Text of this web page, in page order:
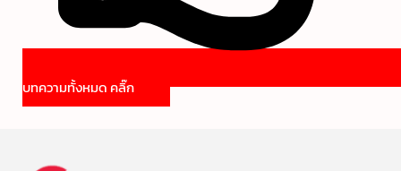
บทความทั้งหมด คลิ๊ก